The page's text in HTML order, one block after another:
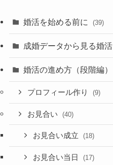
婚活を始める前に (39)
成婚データから見る婚活
婚活の進め方（段階編）
プロフィール作り (9)
お見合い (40)
お見合い成立 (18)
お見合い当日 (17)